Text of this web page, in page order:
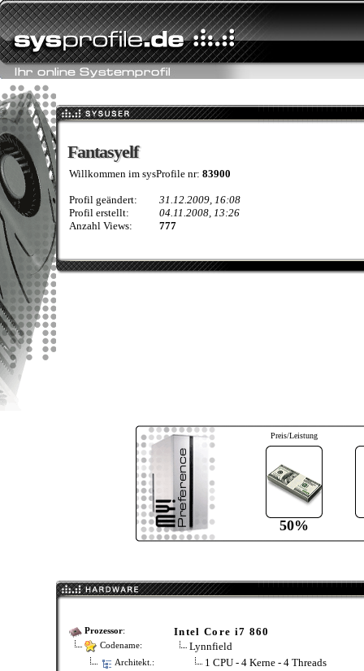
Fantasyelf
Fantasyelf
Willkommen im sysProfile nr: 83900
Profil geändert:
31.12.2009, 16:08
Profil erstellt:
04.11.2008, 13:26
Anzahl Views:
777
Preis/Leistung
50%
Prozessor: Intel Core i7 860
Codename: Lynnfield
Architekt.: 1 CPU - 4 Kerne - 4 Threads